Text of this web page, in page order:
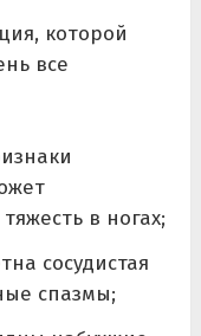
которой
все
в ногах;
сосудистая
спазмы;